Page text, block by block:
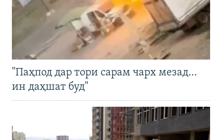
"Паҳпод дар тори сарам чарх мезад…
ин даҳшат буд"